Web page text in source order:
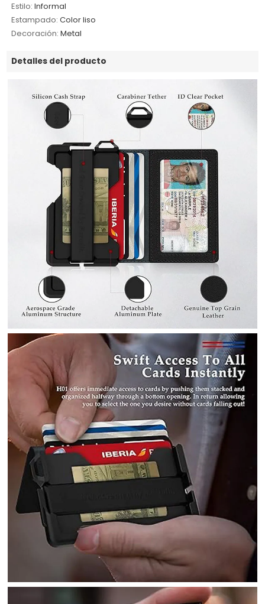
Estilo: Informal
Estampado: Color liso
Decoración: Metal
Detalles del producto